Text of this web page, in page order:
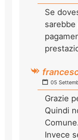
Se
05
Grazie
Quindi
Invece